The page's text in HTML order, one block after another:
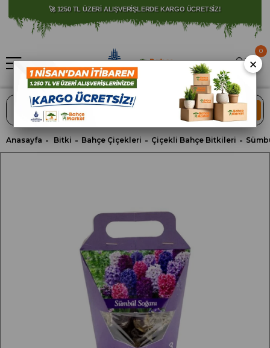
🚀 1250 TL ÜZERİ ALIŞVERİŞLERDE KARGO ÜCRETSİZ!
ARA
0
Anasayfa Bitki Bahçe Çiçekleri Çiçekli Bahçe Bitkileri
×